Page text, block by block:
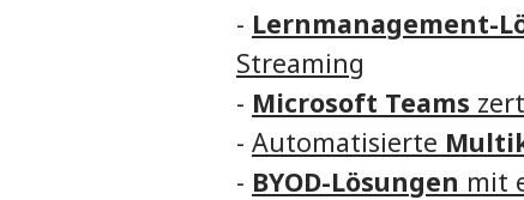
- Lernmanagement-
Streaming
- Microsoft Teams
- Automatisierte
- BYOD-Lösungen mit